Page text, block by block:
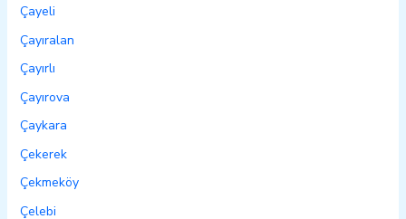
Çayeli
Çayıralan
Çayırlı
Çayırova
Çaykara
Çekerek
Çekmeköy
Çelebi